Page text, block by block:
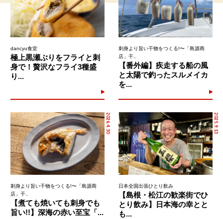
dancyu食堂
極上黒瀬ぶりをフライと刺
身で！贅沢なフライ3種盛
り...
刺身より旨い干物をつくる!〜「島源商
店」干..
【番外編】疾走する船の風
と太陽で釣ったスルメイカ
を...
2026.4.30
刺身より旨い干物をつくる!〜「島源商
店」干..
【煮ても焼いても刺身でも
旨い!!】深海の赤い至宝「...
2025.9.13
日本全国出張ひとり飲み
【島根・松江の歓楽街でひ
とり飲み】日本海の幸とと
も...